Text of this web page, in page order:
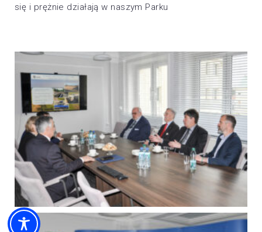
się i prężnie działają w naszym Parku